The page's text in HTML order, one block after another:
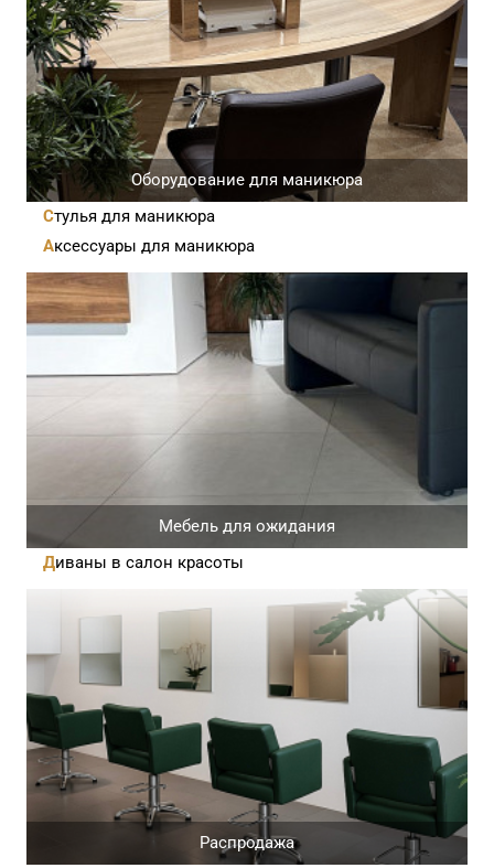
Оборудование для маникюра
Стулья для маникюра
Аксессуары для маникюра
Мебель для ожидания
Диваны в салон красоты
Распродажа